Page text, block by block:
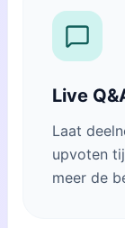
Live
Laat
upvoten
meer de